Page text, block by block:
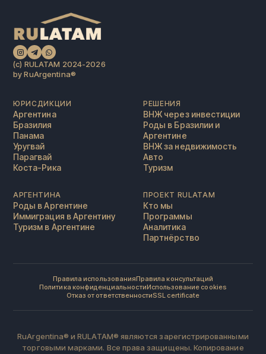
(c) RULATAM 2024-2026
by RuArgentina®️
ЮРИСДИКЦИИ
Аргентина
Бразилия
Панама
Уругвай
Парагвай
Коста-Рика
РЕШЕНИЯ
ВНЖ через инвестиции
Роды в Бразилии и
Аргентине
ВНЖ за недвижимость
Авто
Туризм
АРГЕНТИНА
Роды в Аргентине
Иммиграция в Аргентину
Туризм в Аргентине
ПРОЕКТ RULATAM
Кто мы
Программы
Аналитика
Партнёрство
Правила использованияПравила консультаций
Политика конфиденциальностиИспользование cookies
Отказ от ответственностиSSL certificate
RuArgentina® и RULATAM® являются зарегистрированными
торговыми марками. Все права защищены. Копирование